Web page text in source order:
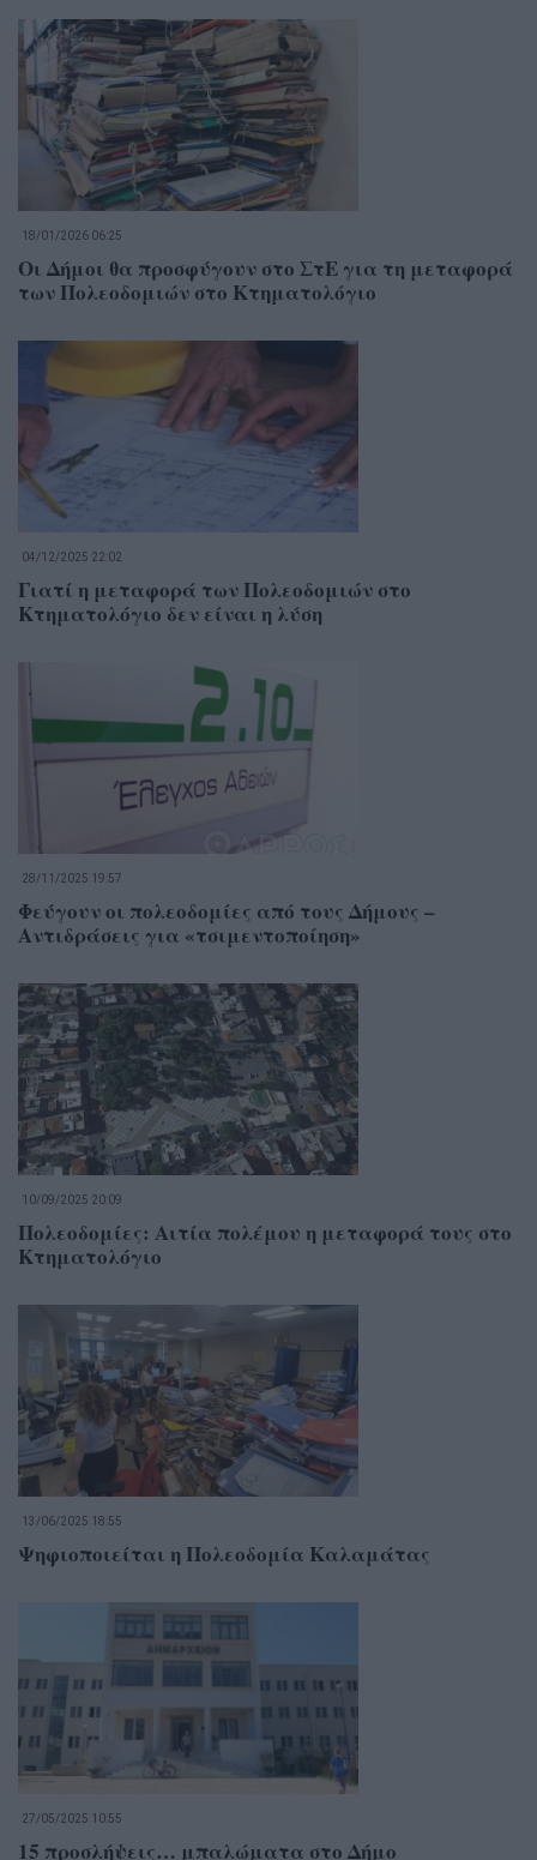
18/01/2026 06:25
Οι Δήμοι θα προσφύγουν στο ΣτΕ για τη μεταφορά
των Πολεοδομιών στο Κτηματολόγιο
04/12/2025 22:02
Γιατί η μεταφορά των Πολεοδομιών στο
Κτηματολόγιο δεν είναι η λύση
28/11/2025 19:57
Φεύγουν οι πολεοδομίες από τους Δήμους –
Αντιδράσεις για «τσιμεντοποίηση»
10/09/2025 20:09
Πολεοδομίες: Αιτία πολέμου η μεταφορά τους στο
Κτηματολόγιο
13/06/2025 18:55
Ψηφιοποιείται η Πολεοδομία Καλαμάτας
27/05/2025 10:55
15 προσλήψεις… μπαλώματα στο Δήμο